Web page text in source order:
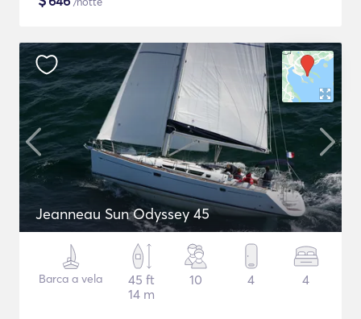
Jeanneau Sun Odyssey 45
Barca a vela
45 ft
14 m
10 4 4